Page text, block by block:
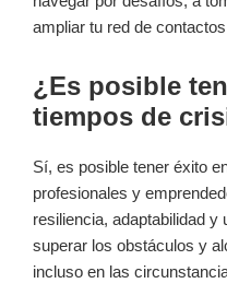
ampliar tu red de
¿Es posible
tiempos de
Sí, es posible tener éxito
profesionales y
resiliencia, adaptabilidad y
superar los obstáculos y
incluso en las